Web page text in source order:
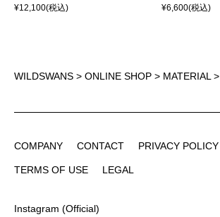
¥12,100(税込) ¥6,600(税込)
WILDSWANS > ONLINE SHOP > MATERIAL>
COMPANY
CONTACT
PRIVACY POLICY
TERMS OF USE
LEGAL
Instagram (Official)